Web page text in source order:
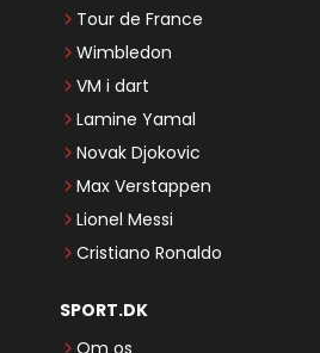
Tour de France
Wimbledon
VM i dart
Lamine Yamal
Novak Djokovic
Max Verstappen
Lionel Messi
Cristiano Ronaldo
SPORT.DK